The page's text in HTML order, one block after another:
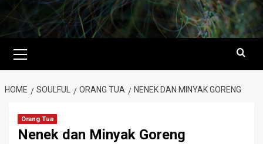
Menu
HOME SOULFUL ORANG TUA NENEK DAN MINYAK GORENG
Orang Tua
Nenek dan Minyak Goreng